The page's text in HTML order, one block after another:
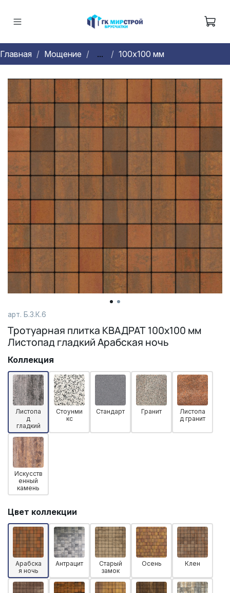
Главная Мощение ... 100х100 мм
арт. Б.3.К.6
Тротуарная плитка КВАДРАТ 100х100 мм
Листопад гладкий Арабская ночь
Коллекция
Листопа
д
гладкий
Стоунми
кс
Стандарт Гранит
Листопа
д гранит
Искусств
енный
камень
Цвет коллекции
Арабска
я ночь
Антрацит
Старый
замок
Осень Клен